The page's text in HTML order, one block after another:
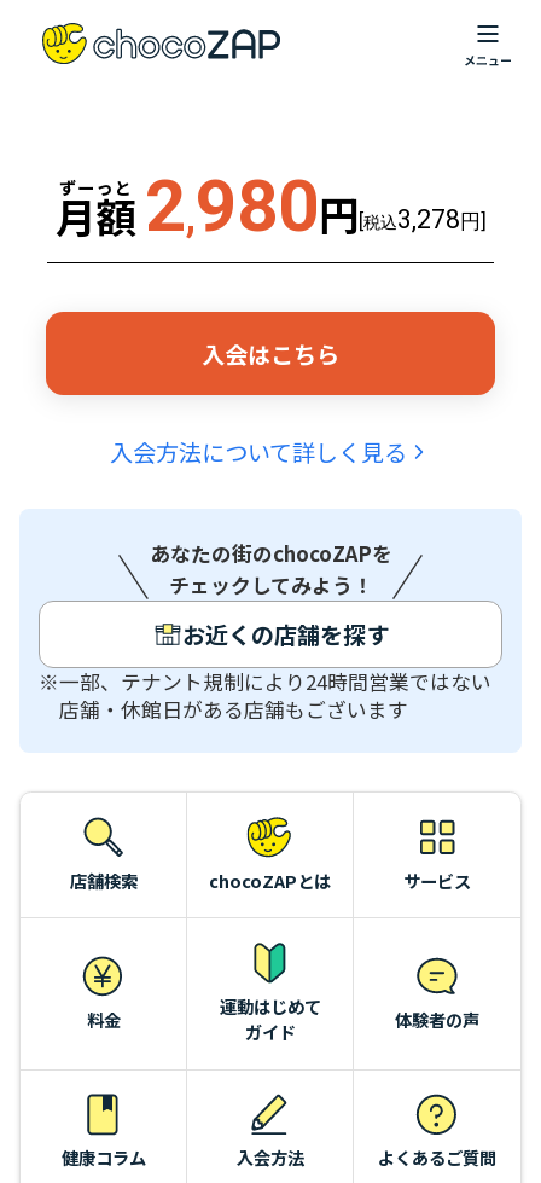
ずーっと
月額 2,980円[税込3,278円]
入会はこちら
入会方法について詳しく見る
あなたの街のchocoZAPを
チェックしてみよう！
お近くの店舗を探す
一部、テナント規制により24時間営業ではない
店舗・休館日がある店舗もございます
店舗検索 chocoZAPとは サービス
料金
運動はじめて
ガイド
体験者の声
健康コラム 入会方法 よくあるご質問